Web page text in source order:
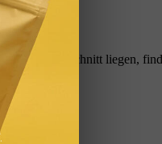
dem Durchschnitt liegen,